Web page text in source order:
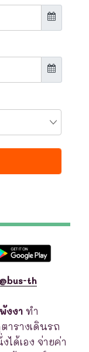
th
งงา ทำ
ารางเดินรถ
ได้เอง จ่ายค่า